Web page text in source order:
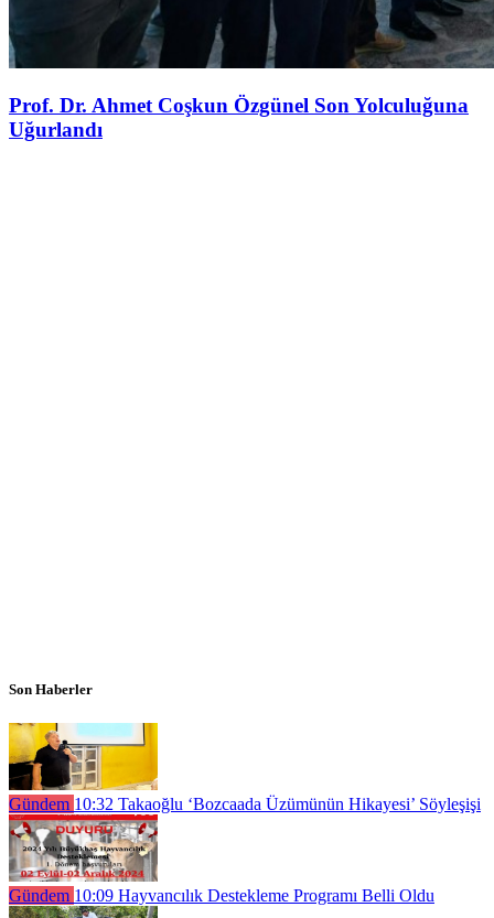
Prof. Dr. Ahmet Coşkun Özgünel Son Yolculuğuna
Uğurlandı
Son Haberler
Gündem 10:32 Takaoğlu ‘Bozcaada Üzümünün Hikayesi’ Söyleşişi
Gündem 10:09 Hayvancılık Destekleme Programı Belli Oldu